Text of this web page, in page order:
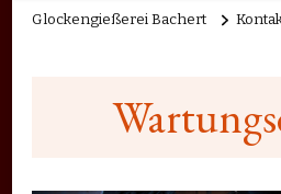
Glockengießerei Bachert